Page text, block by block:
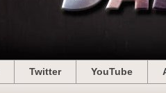
Twitter YouTube